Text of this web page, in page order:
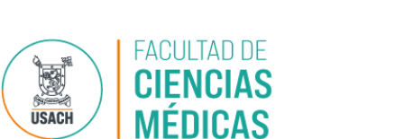
Pasar al contenido principal